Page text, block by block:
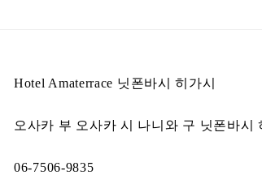
Hotel Amaterrace 닛폰바시 히가시
오사카 부 오사카 시 나니와 구 닛폰바시
06-7506-9835